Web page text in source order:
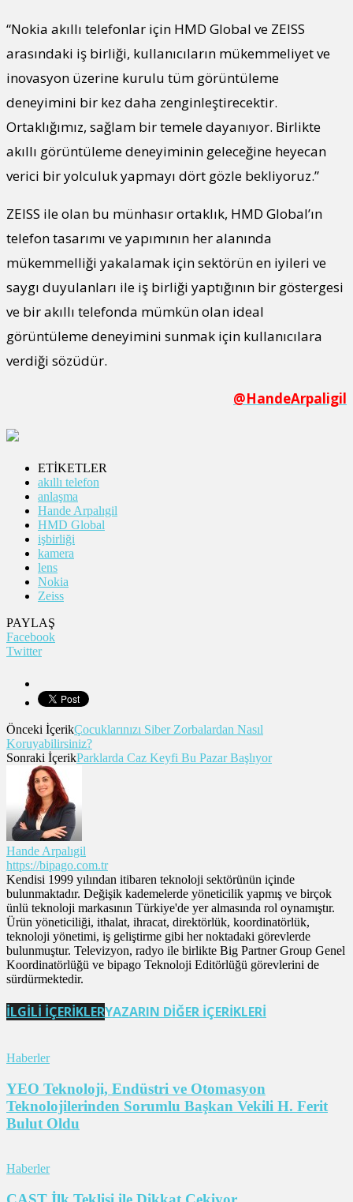
“Nokia akıllı telefonlar için HMD Global ve ZEISS
arasındaki iş birliği, kullanıcıların mükemmeliyet ve
inovasyon üzerine kurulu tüm görüntüleme
deneyimini bir kez daha zenginleştirecektir.
Ortaklığımız, sağlam bir temele dayanıyor. Birlikte
akıllı görüntüleme deneyiminin geleceğine heyecan
verici bir yolculuk yapmayı dört gözle bekliyoruz.”
ZEISS ile olan bu münhasır ortaklık, HMD Global’ın
telefon tasarımı ve yapımının her alanında
mükemmelliği yakalamak için sektörün en iyileri ve
saygı duyulanları ile iş birliği yaptığının bir göstergesi
ve bir akıllı telefonda mümkün olan ideal
görüntüleme deneyimini sunmak için kullanıcılara
verdiği sözüdür.
@HandeArpaligil
ETİKETLER
akıllı telefon
anlaşma
Hande Arpalıgil
HMD Global
işbirliği
kamera
lens
Nokia
Zeiss
PAYLAŞ
Facebook
Twitter
Önceki İçerikÇocuklarınızı Siber Zorbalardan Nasıl
Koruyabilirsiniz?
Sonraki İçerikParklarda Caz Keyfi Bu Pazar Başlıyor
Hande Arpalıgil
https://bipago.com.tr
Kendisi 1999 yılından itibaren teknoloji sektörünün içinde
bulunmaktadır. Değişik kademelerde yöneticilik yapmış ve birçok
ünlü teknoloji markasının Türkiye'de yer almasında rol oynamıştır.
Ürün yöneticiliği, ithalat, ihracat, direktörlük, koordinatörlük,
teknoloji yönetimi, iş geliştirme gibi her noktadaki görevlerde
bulunmuştur. Televizyon, radyo ile birlikte Big Partner Group Genel
Koordinatörlüğü ve bipago Teknoloji Editörlüğü görevlerini de
sürdürmektedir.
İLGİLİ İÇERİKLERYAZARIN DİĞER İÇERİKLERİ
Haberler
YEO Teknoloji, Endüstri ve Otomasyon
Teknolojilerinden Sorumlu Başkan Vekili H. Ferit
Bulut Oldu
Haberler